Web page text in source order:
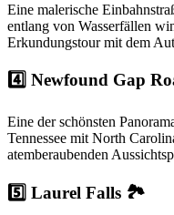
Eine malerische
entlang von Wasserfällen
Erkundungstour mit dem
4️⃣ Newfound Gap
Eine der schönsten
Tennessee mit North
atemberaubenden
5️⃣ Laurel Falls 🏞